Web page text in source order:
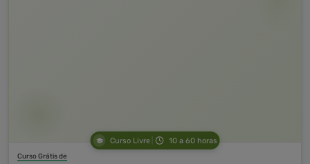
Curso Livre 10 a 60 horas
Curso Grátis de